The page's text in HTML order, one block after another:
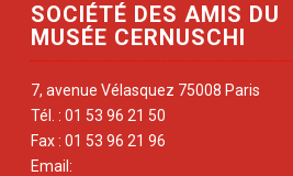
SOCIÉTÉ DES AMIS DU
MUSÉE CERNUSCHI
7, avenue Vélasquez 75008 Paris
Tél. : 01 53 96 21 50
Fax : 01 53 96 21 96
Email: